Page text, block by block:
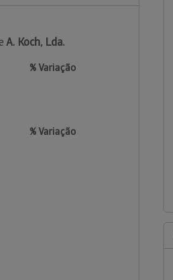
A. Koch, Lda.
% Variação
% Variação